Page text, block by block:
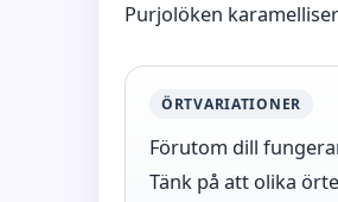
Purjolöken
ÖRTVARIATIONER
Förutom dill
Tänk på att olika